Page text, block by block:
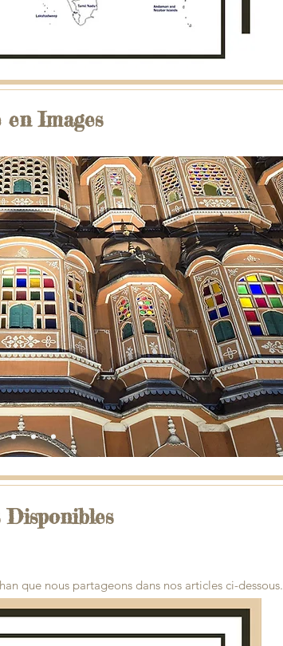
Images
que nous partageons dans nos articles ci-dessous.